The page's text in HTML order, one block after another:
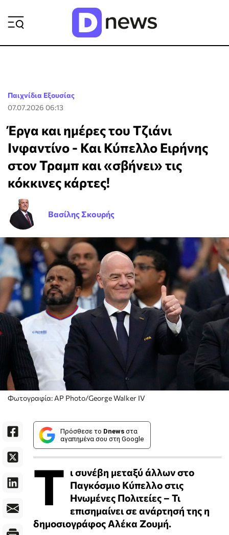
Παιχνίδια Εξουσίας
07.07.2026 06:13
Έργα και ημέρες του Τζιάνι
Ινφαντίνο - Και Κύπελλο Ειρήνης
στον Τραμπ και «σβήνει» τις
κόκκινες κάρτες!
Βασίλης Σκουρής
Φωτογραφία: AP Photo/George Walker IV
Πρόσθεσε το Dnews στα
αγαπημένα σου στη Google
Τ ι συνέβη μεταξύ άλλων στο
Παγκόσμιο Κύπελλο στις
Ηνωμένες Πολιτείες – Τι
επισημαίνει σε ανάρτησή της η
δημοσιογράφος Αλέκα Ζουμή.